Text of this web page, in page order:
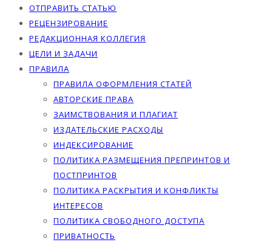
ОТПРАВИТЬ СТАТЬЮ
РЕЦЕНЗИРОВАНИЕ
РЕДАКЦИОННАЯ КОЛЛЕГИЯ
ЦЕЛИ И ЗАДАЧИ
ПРАВИЛА
ПРАВИЛА ОФОРМЛЕНИЯ СТАТЕЙ
АВТОРСКИЕ ПРАВА
ЗАИМСТВОВАНИЯ И ПЛАГИАТ
ИЗДАТЕЛЬСКИЕ РАСХОДЫ
ИНДЕКСИРОВАНИЕ
ПОЛИТИКА РАЗМЕЩЕНИЯ ПРЕПРИНТОВ И
ПОСТПРИНТОВ
ПОЛИТИКА РАСКРЫТИЯ И КОНФЛИКТЫ
ИНТЕРЕСОВ
ПОЛИТИКА СВОБОДНОГО ДОСТУПА
ПРИВАТНОСТЬ